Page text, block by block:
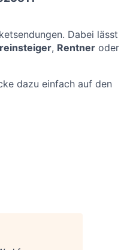
Dabei lässt
, Rentner oder
dazu einfach auf den